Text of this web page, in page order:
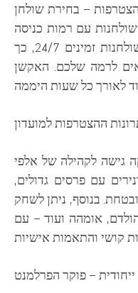
– בחירת שולחן
עם רמות כניסה
שונות, החל מ-100 ש”ח בלבד. השולחנות זמינים 24/7, כך
לרמה שלכם. האקשן
ההצטרפות למועדון
גישה לקהילה של אלפי
עם פרסים גדולים,
בנוסף, ניתן לשחק
אומהה ועוד – עם
– פוקר הפרלמנט